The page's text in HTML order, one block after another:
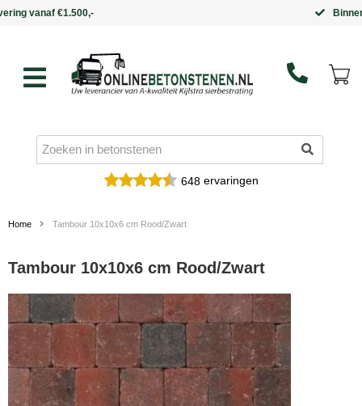
648ervaringen
Home Tambour 10x10x6 cm Rood/Zwart
Tambour 10x10x6 cm Rood/Zwart